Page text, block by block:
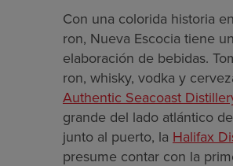
Con una colorida historia
ron, Nueva Escocia tiene
elaboración de bebidas.
ron, whisky, vodka y
Authentic Seacoast
grande del lado atlántico
junto al puerto, la Halifax
presume contar con la